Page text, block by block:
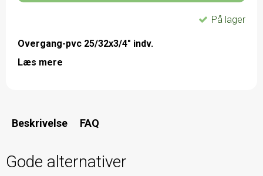
På lager
Overgang-pvc 25/32x3/4" indv.
Læs mere
Beskrivelse FAQ
Gode alternativer